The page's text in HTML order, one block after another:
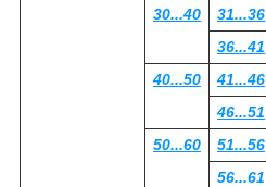
30...40
31...36
36...41
40...50
41...46
46...51
50...60
51...56
56...61